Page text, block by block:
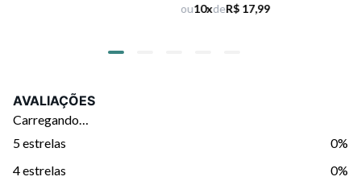
ou10xdeR$ 17,99
AVALIAÇÕES
Carregando…
5 estrelas
0%
4 estrelas
0%